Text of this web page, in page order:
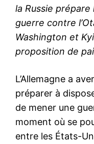
la Russie prépare
guerre contre
Washington et
proposition de
L’Allemagne a
préparer à
de mener une
moment où se
entre les États-